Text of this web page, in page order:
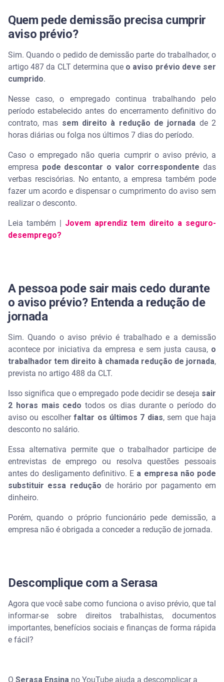
Quem pede demissão precisa cumprir
aviso prévio?
Sim. Quando o pedido de demissão parte do trabalhador, o
artigo 487 da CLT determina que o aviso prévio deve ser
cumprido.
Nesse caso, o empregado continua trabalhando pelo
período estabelecido antes do encerramento definitivo do
contrato, mas sem direito à redução de jornada de 2
horas diárias ou folga nos últimos 7 dias do período.
Caso o empregado não queria cumprir o aviso prévio, a
empresa pode descontar o valor correspondente das
verbas rescisórias. No entanto, a empresa também pode
fazer um acordo e dispensar o cumprimento do aviso sem
realizar o desconto.
Leia também | Jovem aprendiz tem direito a seguro-
desemprego?
A pessoa pode sair mais cedo durante
o aviso prévio? Entenda a redução de
jornada
Sim. Quando o aviso prévio é trabalhado e a demissão
acontece por iniciativa da empresa e sem justa causa, o
trabalhador tem direito à chamada redução de jornada,
prevista no artigo 488 da CLT.
Isso significa que o empregado pode decidir se deseja sair
2 horas mais cedo todos os dias durante o período do
aviso ou escolherfaltar os últimos 7 dias, sem que haja
desconto no salário.
Essa alternativa permite que o trabalhador participe de
entrevistas de emprego ou resolva questões pessoais
antes do desligamento definitivo. E a empresa não pode
substituir essa redução de horário por pagamento em
dinheiro.
Porém, quando o próprio funcionário pede demissão, a
empresa não é obrigada a conceder a redução de jornada.
Descomplique com a Serasa
Agora que você sabe como funciona o aviso prévio, que tal
informar-se sobre direitos trabalhistas, documentos
importantes, benefícios sociais e finanças de forma rápida
e fácil?
O Serasa Ensina no YouTube ajuda a descomplicar a